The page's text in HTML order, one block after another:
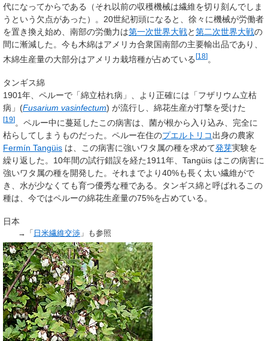
代になってからである（それ以前の収穫機械は繊維を切り刻んでしま
うという欠点があった）。20世紀初頭になると、徐々に機械が労働者
を置き換え始め、南部の労働力は第一次世界大戦と第二次世界大戦の
間に漸減した。今も木綿はアメリカ合衆国南部の主要輸出品であり、
木綿生産量の大部分はアメリカ栽培種が占めている[18]。
タンギス綿
1901年、ペルーで「綿立枯れ病」、より正確には「フザリウム立枯
病」(Fusarium vasinfectum) が流行し、綿花生産が打撃を受けた
[19]。ペルー中に蔓延したこの病害は、菌が根から入り込み、完全に
枯らしてしまうものだった。ペルー在住のプエルトリコ出身の農家
Fermín Tangüis は、この病害に強いワタ属の種を求めて発芽実験を
繰り返した。10年間の試行錯誤を経た1911年、Tangüis はこの病害に
強いワタ属の種を開発した。それまでより40%も長く太い繊維がで
き、水が少なくても育つ優秀な種である。タンギス綿と呼ばれるこの
種は、今ではペルーの綿花生産量の75%を占めている。
日本
→「 日米繊維交渉 」も参照